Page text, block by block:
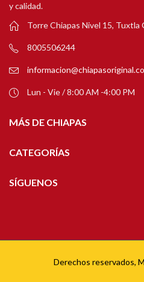
y calidad.
Torre Chiapas Nivel 15, Tuxtla
8005506244
Lun - Vie / 8:00 AM -4:00 PM
MÁS DE CHIAPAS
CATEGORÍAS
SÍGUENOS
Derechos reservados,